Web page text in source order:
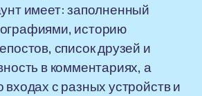
имеет: заполненный
историю
список друзей и
в комментариях, а
с разных устройств и